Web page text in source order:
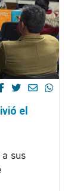
el
sus